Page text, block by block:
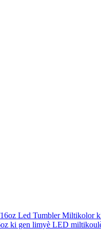
ki gen limyè LED